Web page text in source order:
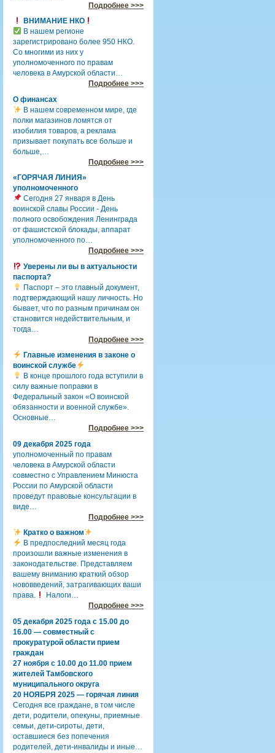
Подробнее >>>
ВНИМАНИЕ НКО
В нашем регионе
зарегистрировано более 950 НКО.
Со многими из них у
уполномоченного по правам
человека в Амурской области…
Подробнее >>>
О финансах
В нашем современном мире, где
полки магазинов ломятся от
изобилия товаров, а реклама
призывает покупать все больше и
больше,…
Подробнее >>>
«ГОРЯЧАЯ ЛИНИЯ»
уполномоченного
Сегодня 27 января в День
воинской славы России - День
полного освобождения Ленинграда
от фашистской блокады, аппарат
уполномоченного по…
Подробнее >>>
Уверены ли вы в актуальности
паспорта?
Паспорт – это главный документ,
подтверждающий нашу личность. Но
бывает, что по разным причинам он
становится недействительным, и
тогда…
Подробнее >>>
Главные изменения в законе о
воинской службе
В конце прошлого года вступили в
силу важные поправки в
Федеральный закон «О воинской
обязанности и военной службе».
Основные…
Подробнее >>>
09 декабря 2025 года
уполномоченный по правам
человека в Амурской области
совместно с Управлением Минюста
России по Амурской области
проведут правовые консультации в
виде…
Подробнее >>>
Кратко о важном
В предпоследний месяц года
произошли важные изменения в
законодательстве. Представляем
вашему вниманию краткий обзор
нововведений, затрагивающих ваши
права.
Налоги…
Подробнее >>>
05 декабря 2025 года с 15.00 до
16.00 — совместный с
прокуратурой области прием
граждан
27 ноября с 10.00 до 11.00 прием
жителей Тамбовского
муниципального округа
20 НОЯБРЯ 2025 — горячая линия
Сегодня все граждане, в том числе
дети, родители, опекуны, приемные
семьи, дети-сироты, дети,
оставшиеся без попечения
родителей, дети-инвалиды и иные…